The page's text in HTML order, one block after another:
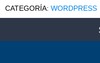
WORDPRESS